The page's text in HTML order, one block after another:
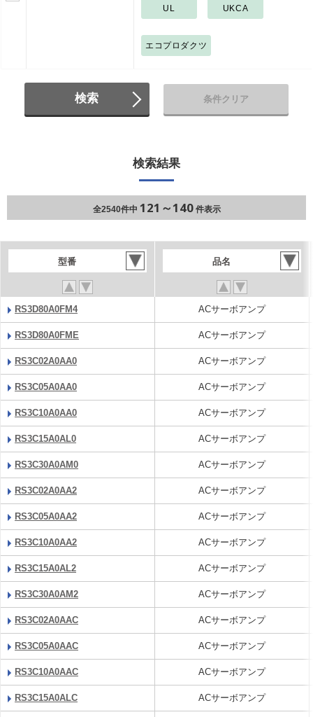
UL UKCA
エコプロダクツ
検索 条件クリア
検索結果
全2540件中 121～140件表示
型番 品名
RS3D80A0FM4 ACサーボアンプ
RS3D80A0FME ACサーボアンプ
RS3C02A0AA0 ACサーボアンプ
RS3C05A0AA0 ACサーボアンプ
RS3C10A0AA0 ACサーボアンプ
RS3C15A0AL0 ACサーボアンプ
RS3C30A0AM0 ACサーボアンプ
RS3C02A0AA2 ACサーボアンプ
RS3C05A0AA2 ACサーボアンプ
RS3C10A0AA2 ACサーボアンプ
RS3C15A0AL2 ACサーボアンプ
RS3C30A0AM2 ACサーボアンプ
RS3C02A0AAC ACサーボアンプ
RS3C05A0AAC ACサーボアンプ
RS3C10A0AAC ACサーボアンプ
RS3C15A0ALC ACサーボアンプ